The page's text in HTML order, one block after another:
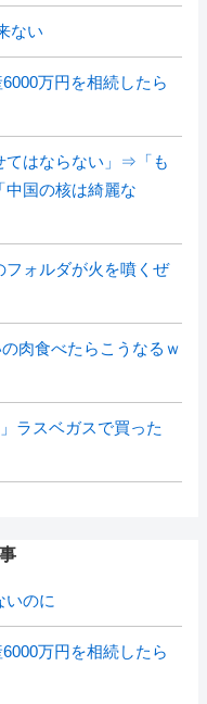
ない
万円を相続したら
てはならない」⇒「も
国の核は綺麗な
フォルダが火を噴くぜ
肉食べたらこうなるｗ
ラスベガスで買った
いのに
万円を相続したら